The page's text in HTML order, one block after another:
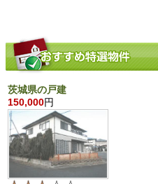
茨城県の戸建
150,000円